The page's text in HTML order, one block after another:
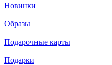
Новинки
Образы
Подарочные карты
Подарки